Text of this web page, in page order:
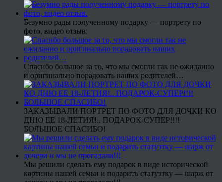
Безумно рады полученному подарку — портрету по
фото, видео отзыв.
Спасибо большое за то, что мы смогли так не ожиданно
и оригинально порадовать наших родителей…
ЗАКАЗЫВАЛИ ПОРТРЕТ ПО ФОТО ДЛЯ ДОЧКИ КО
ДНЮ ЕЕ 18-ЛЕТИЯ!.. ПОДАРОК-СУПЕР!!!!
БОЛЬШОЕ СПАСИБО!
Мы решили сделать ему подарок в виде исторической
картины нашей семьи и подарить статуэтку — шарж от